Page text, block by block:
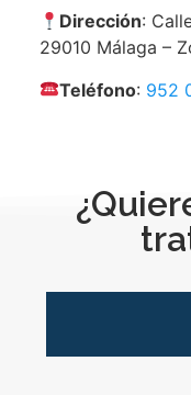
Dirección:
29010 Málaga –
Teléfono: 952